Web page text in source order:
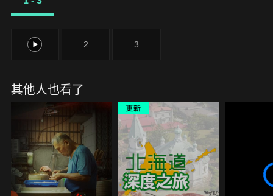
全與妻子同行穿越古絲路，挑戰高海拔險路。印度女
貨車司機約吉塔則獨自載運麵粉，頂著44度高溫前往
1 2 3
其他人也看了